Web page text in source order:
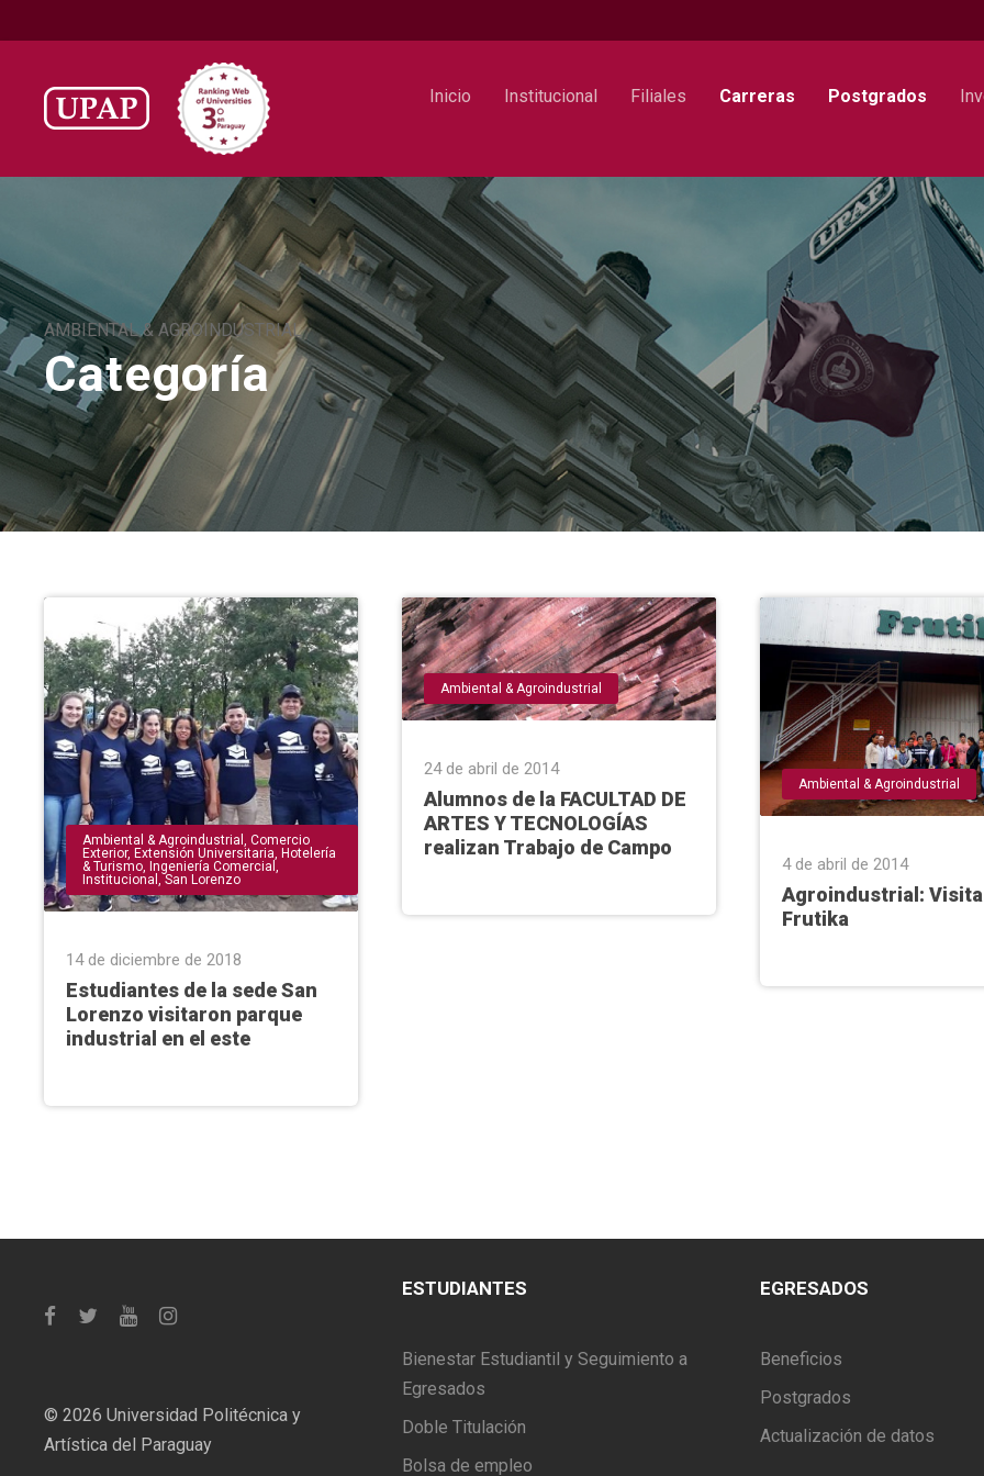
Inicio Institucional Filiales Carreras Postgrados
AMBIENTAL & AGROINDUSTRIAL
Categoría
Ambiental & Agroindustrial , Comercio
Exterior, Extensión Universitaria, Hotelería
& Turismo, Ingeniería Comercial ,
Institucional , San Lorenzo
14 de diciembre de 2018
Estudiantes de la sede San
Lorenzo visitaron parque
industrial en el este
Ambiental & Agroindustrial
24 de abril de 2014
Alumnos de la FACULTAD DE
ARTES Y TECNOLOGÍAS
realizan Trabajo de Campo
Ambiental & Agroindustrial
4 de abril de 2014
Agroindustrial:
Frutika
© 2026 Universidad Politécnica y
Artística del Paraguay
ESTUDIANTES
Bienestar Estudiantil y Seguimiento a
Egresados
Doble Titulación
Bolsa de empleo
EGRESADOS
Beneficios
Postgrados
Actualización de datos